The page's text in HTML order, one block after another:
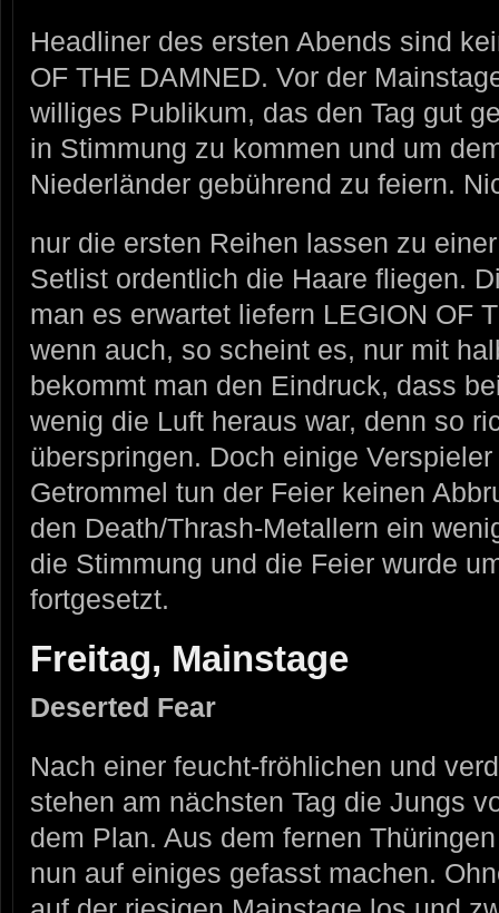
Headliner des ersten Abends sind
OF THE DAMNED. Vor der
williges Publikum, das den Tag gut
in Stimmung zu kommen und um
Niederländer gebührend zu feiern.
nur die ersten Reihen lassen zu
Setlist ordentlich die Haare fliegen.
man es erwartet liefern LEGION OF
wenn auch, so scheint es, nur mit
bekommt man den Eindruck, dass
wenig die Luft heraus war, denn so
überspringen. Doch einige
Getrommel tun der Feier keinen
den Death/Thrash-Metallern ein
die Stimmung und die Feier wurde
fortgesetzt.
Freitag, Mainstage
Deserted Fear
Nach einer feucht-fröhlichen und
stehen am nächsten Tag die Jungs
dem Plan. Aus dem fernen
nun auf einiges gefasst machen.